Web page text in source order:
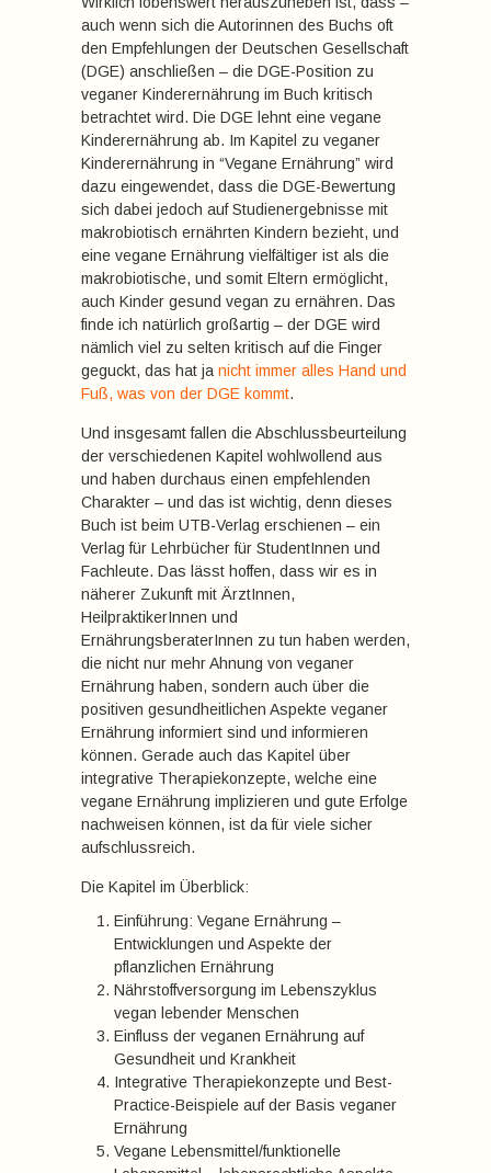
auch wenn sich die Autorinnen des Buchs oft
den Empfehlungen der Deutschen Gesellschaft
(DGE) anschließen – die DGE-Position zu
veganer Kinderernährung im Buch kritisch
betrachtet wird. Die DGE lehnt eine vegane
Kinderernährung ab. Im Kapitel zu veganer
Kinderernährung in “Vegane Ernährung” wird
dazu eingewendet, dass die DGE-Bewertung
sich dabei jedoch auf Studienergebnisse mit
makrobiotisch ernährten Kindern bezieht, und
eine vegane Ernährung vielfältiger ist als die
makrobiotische, und somit Eltern ermöglicht,
auch Kinder gesund vegan zu ernähren. Das
finde ich natürlich großartig – der DGE wird
nämlich viel zu selten kritisch auf die Finger
geguckt, das hat janicht immer alles Hand und
Fuß, was von der DGE kommt.
Und insgesamt fallen die Abschlussbeurteilung
der verschiedenen Kapitel wohlwollend aus
und haben durchaus einen empfehlenden
Charakter – und das ist wichtig, denn dieses
Buch ist beim UTB-Verlag erschienen – ein
Verlag für Lehrbücher für StudentInnen und
Fachleute. Das lässt hoffen, dass wir es in
näherer Zukunft mit ÄrztInnen,
HeilpraktikerInnen und
ErnährungsberaterInnen zu tun haben werden,
die nicht nur mehr Ahnung von veganer
Ernährung haben, sondern auch über die
positiven gesundheitlichen Aspekte veganer
Ernährung informiert sind und informieren
können. Gerade auch das Kapitel über
integrative Therapiekonzepte, welche eine
vegane Ernährung implizieren und gute Erfolge
nachweisen können, ist da für viele sicher
aufschlussreich.
Die Kapitel im Überblick:
Einführung: Vegane Ernährung –
Entwicklungen und Aspekte der
pflanzlichen Ernährung
Nährstoffversorgung im Lebenszyklus
vegan lebender Menschen
Einfluss der veganen Ernährung auf
Gesundheit und Krankheit
Integrative Therapiekonzepte und Best-
Practice-Beispiele auf der Basis veganer
Ernährung
Vegane Lebensmittel/funktionelle